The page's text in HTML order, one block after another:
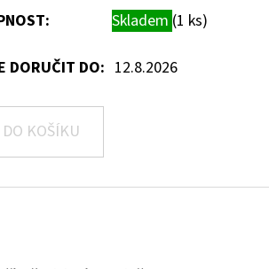
Skladem (1 ks)
DORUČIT DO: 12.8.2026
DO KOŠÍKU